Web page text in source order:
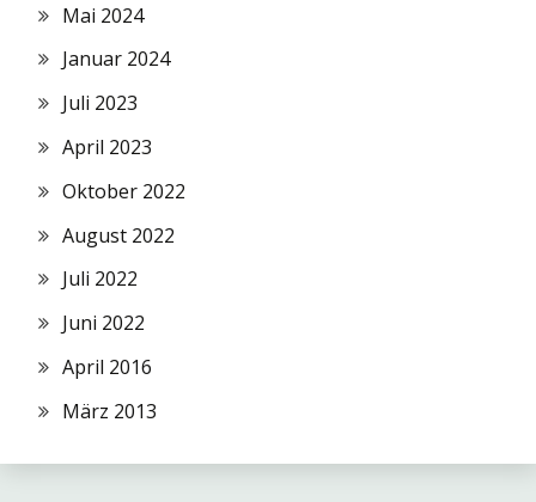
Mai 2024
Januar 2024
Juli 2023
April 2023
Oktober 2022
August 2022
Juli 2022
Juni 2022
April 2016
März 2013